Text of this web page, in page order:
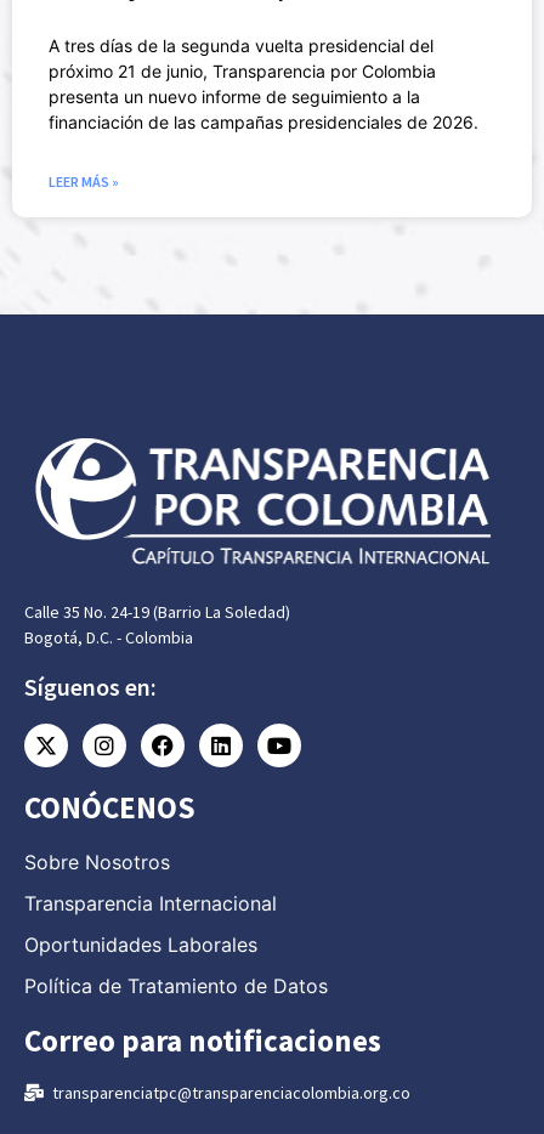
A tres días de la segunda vuelta presidencial del
próximo 21 de junio, Transparencia por Colombia
presenta un nuevo informe de seguimiento a la
financiación de las campañas presidenciales de 2026.
LEER MÁS »
Calle 35 No. 24-19 (Barrio La Soledad)
Bogotá, D.C. - Colombia
Síguenos en:
CONÓCENOS
Sobre Nosotros
Transparencia Internacional
Oportunidades Laborales
Política de Tratamiento de Datos
Correo para notificaciones
transparenciatpc@transparenciacolombia.org.co